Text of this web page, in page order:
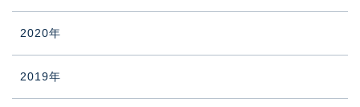
2020年
2019年